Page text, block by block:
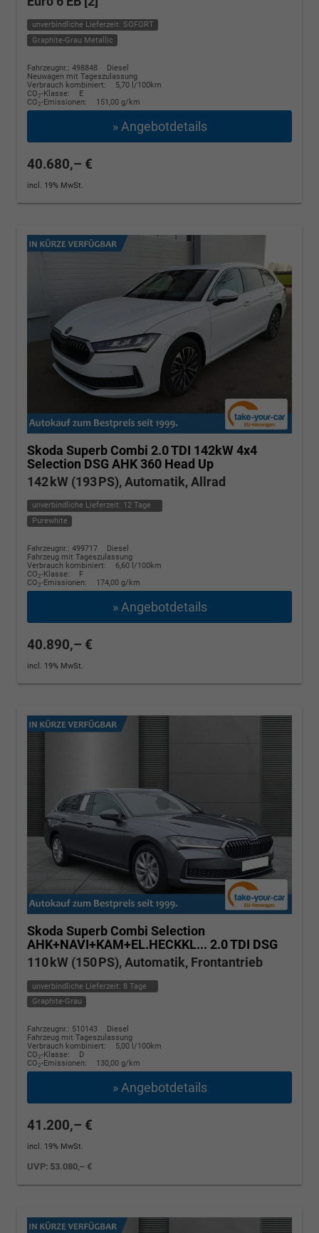
unverbindliche Lieferzeit: SOFORT
Graphite-Grau Metallic
Fahrzeugnr.: 498848
Diesel
Neuwagen mit Tageszulassung
Verbrauch kombiniert:
5,70 l/100km
CO2-Klasse:
E
CO2-Emissionen: 151,00 g/km
» Angebotdetails
40.680,– €
incl. 19% MwSt.
Skoda Superb Combi 2.0 TDI 142kW 4x4
Selection DSG AHK 360 Head Up
142 kW (193 PS), Automatik, Allrad
unverbindliche Lieferzeit: 12 Tage
Purewhite
Fahrzeugnr.: 499717
Diesel
Fahrzeug mit Tageszulassung
Verbrauch kombiniert:
6,60 l/100km
CO2-Klasse:
F
CO2-Emissionen: 174,00 g/km
» Angebotdetails
40.890,– €
incl. 19% MwSt.
Skoda Superb Combi Selection
AHK+NAVI+KAM+EL.HECKKL... 2.0 TDI DSG
110 kW (150 PS), Automatik, Frontantrieb
unverbindliche Lieferzeit: 8 Tage
Graphite-Grau
Fahrzeugnr.: 510143
Diesel
Fahrzeug mit Tageszulassung
Verbrauch kombiniert:
5,00 l/100km
CO2-Klasse:
D
CO2-Emissionen: 130,00 g/km
» Angebotdetails
41.200,– €
incl. 19% MwSt.
UVP: 53.080,– €